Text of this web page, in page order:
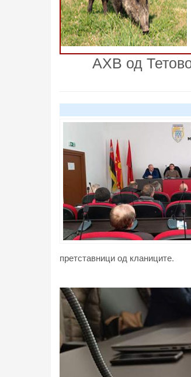
АХВ од
претставници од кланиците.